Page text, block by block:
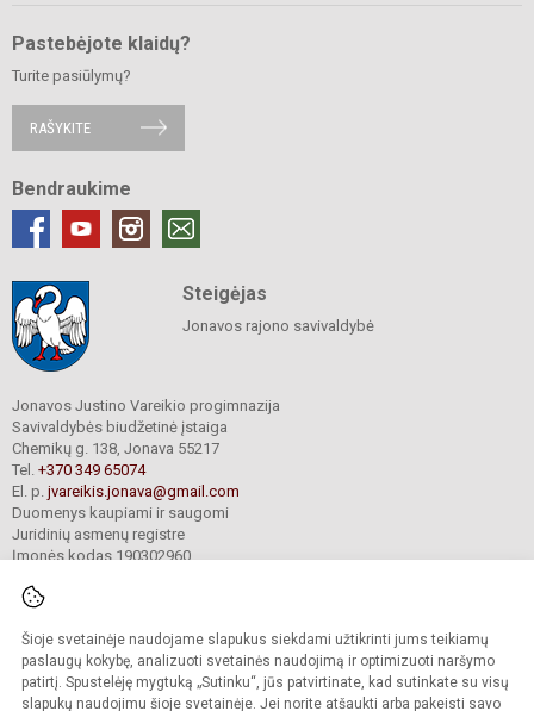
Šioje svetainėje naudojame slapukus siekdami užtikrinti jums teikiamų
paslaugų kokybę, analizuoti svetainės naudojimą ir optimizuoti naršymo
patirtį. Spustelėję mygtuką „Sutinku“, jūs patvirtinate, kad sutinkate su visų
slapukų naudojimu šioje svetainėje. Jei norite atšaukti arba pakeisti savo
Pastebėjote klaidų?
Turite pasiūlymų?
RAŠYKITE
Bendraukime
Steigėjas
Jonavos rajono savivaldybė
Jonavos Justino Vareikio progimnazija
Savivaldybės biudžetinė įstaiga
Chemikų g. 138, Jonava 55217
Tel. +370 349 65074
El. p. jvareikis.jonava@gmail.com
Duomenys kaupiami ir saugomi
Juridinių asmenų registre
Įmonės kodas 190302960
© 2024. Jonavos Justino Vareikio progimnazija. Visos teisės saugomos.
Kopijuoti turinį be raštiško įstaigos administracijos sutikimo griežtai draudžiama.
Prieinamumo paraiška Slapukų valdymas